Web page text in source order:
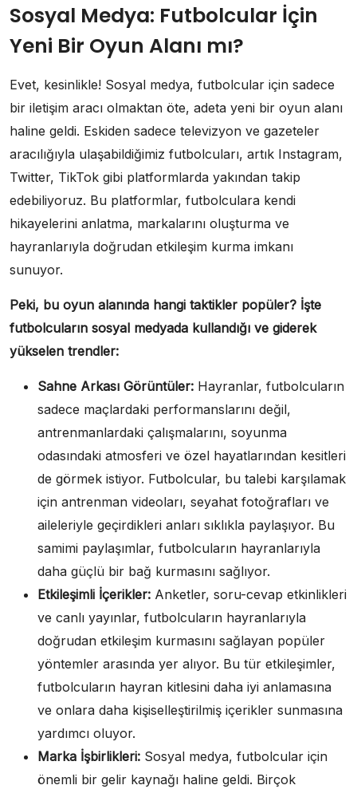
Sosyal Medya: Futbolcular İçin
Yeni Bir Oyun Alanı mı?
Evet, kesinlikle! Sosyal medya, futbolcular için sadece
bir iletişim aracı olmaktan öte, adeta yeni bir oyun alanı
haline geldi. Eskiden sadece televizyon ve gazeteler
aracılığıyla ulaşabildiğimiz futbolcuları, artık Instagram,
Twitter, TikTok gibi platformlarda yakından takip
edebiliyoruz. Bu platformlar, futbolculara kendi
hikayelerini anlatma, markalarını oluşturma ve
hayranlarıyla doğrudan etkileşim kurma imkanı
sunuyor.
Peki, bu oyun alanında hangi taktikler popüler? İşte
futbolcuların sosyal medyada kullandığı ve giderek
yükselen trendler:
Sahne Arkası Görüntüler: Hayranlar, futbolcuların
sadece maçlardaki performanslarını değil,
antrenmanlardaki çalışmalarını, soyunma
odasındaki atmosferi ve özel hayatlarından kesitleri
de görmek istiyor. Futbolcular, bu talebi karşılamak
için antrenman videoları, seyahat fotoğrafları ve
aileleriyle geçirdikleri anları sıklıkla paylaşıyor. Bu
samimi paylaşımlar, futbolcuların hayranlarıyla
daha güçlü bir bağ kurmasını sağlıyor.
Etkileşimli İçerikler: Anketler, soru-cevap etkinlikleri
ve canlı yayınlar, futbolcuların hayranlarıyla
doğrudan etkileşim kurmasını sağlayan popüler
yöntemler arasında yer alıyor. Bu tür etkileşimler,
futbolcuların hayran kitlesini daha iyi anlamasına
ve onlara daha kişiselleştirilmiş içerikler sunmasına
yardımcı oluyor.
Marka İşbirlikleri: Sosyal medya, futbolcular için
önemli bir gelir kaynağı haline geldi. Birçok